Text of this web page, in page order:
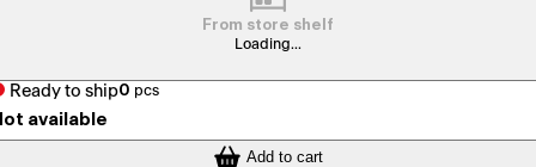
From store shelf
Loading...
Ready to ship0 pcs
available
Add to cart